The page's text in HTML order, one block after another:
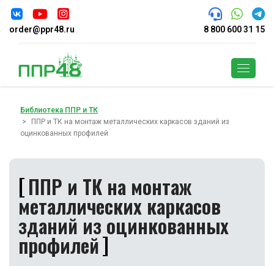
order@ppr48.ru 8 800 600 31 15
Библиотека ППР и ТК
ППР и ТК на монтаж металлических каркасов зданий из
оцинкованных профилей
ППР и ТК на монтаж
металлических каркасов
зданий из оцинкованных
профилей